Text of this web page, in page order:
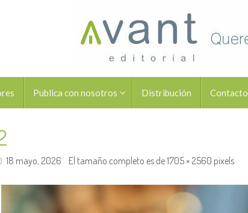
Publica con nosotros Distribución Contacto
18 mayo, 2026 El tamaño completo es de1705 × 2560 pixels